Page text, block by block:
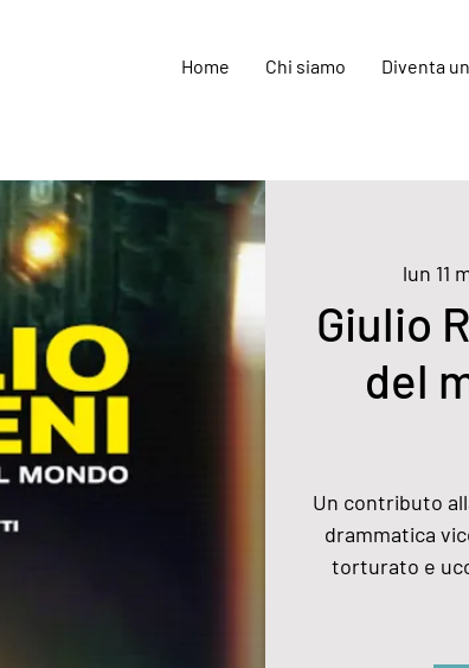
Home Chi siamo Diventa
lun 11
Giulio
del
Un contributo
drammatica
torturato e